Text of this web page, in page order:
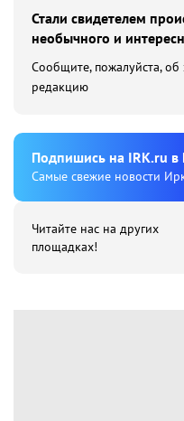
Стали свидетелем
необычного и
Сообщите, пожалуйста, об
редакцию
Подпишиcь на IRK.ru в
Cамые свежие новости
Читайте нас на других
площадках!